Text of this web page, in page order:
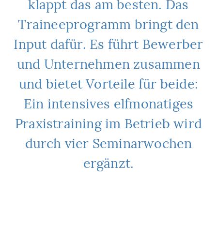
klappt das am besten. Das
Traineeprogramm bringt den
Input dafür. Es führt Bewerber
und Unternehmen zusammen
und bietet Vorteile für beide:
Ein intensives elfmonatiges
Praxistraining im Betrieb wird
durch vier Seminarwochen
ergänzt.